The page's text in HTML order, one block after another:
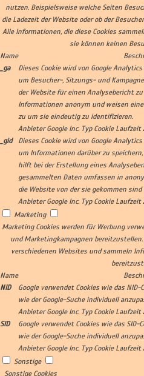
nutzen. Beispielsweise welche Seiten
die Ladezeit der Website oder ob der
Alle Informationen, die diese Cookies
sie können keinen
Name
_ga
Dieses Cookie wird von Google
um Besucher-, Sitzungs- und
der Website für einen Analysebericht
Informationen anonym und weisen
zu um sie eindeutig zu identifizieren.
Anbieter Google Inc. Typ Cookie Laufzeit
_gid
Dieses Cookie wird von Google
um Informationen darüber zu
hilft bei der Erstellung eines
gesammelten Daten umfassen in
die Website von der sie gekommen
Anbieter Google Inc. Typ Cookie Laufzeit
Marketing
Marketing Cookies werden für Werbung
und Marketingkampagnen
verschiedenen Websites und sammeln
Name
NID
Google verwendet Cookies wie das
wie der Google-Suche individuell
Anbieter Google Inc. Typ Cookie Laufzeit
SID
Google verwendet Cookies wie das
wie der Google-Suche individuell
Anbieter Google Inc. Typ Cookie Laufzeit
Sonstige
Sonstige Cookies